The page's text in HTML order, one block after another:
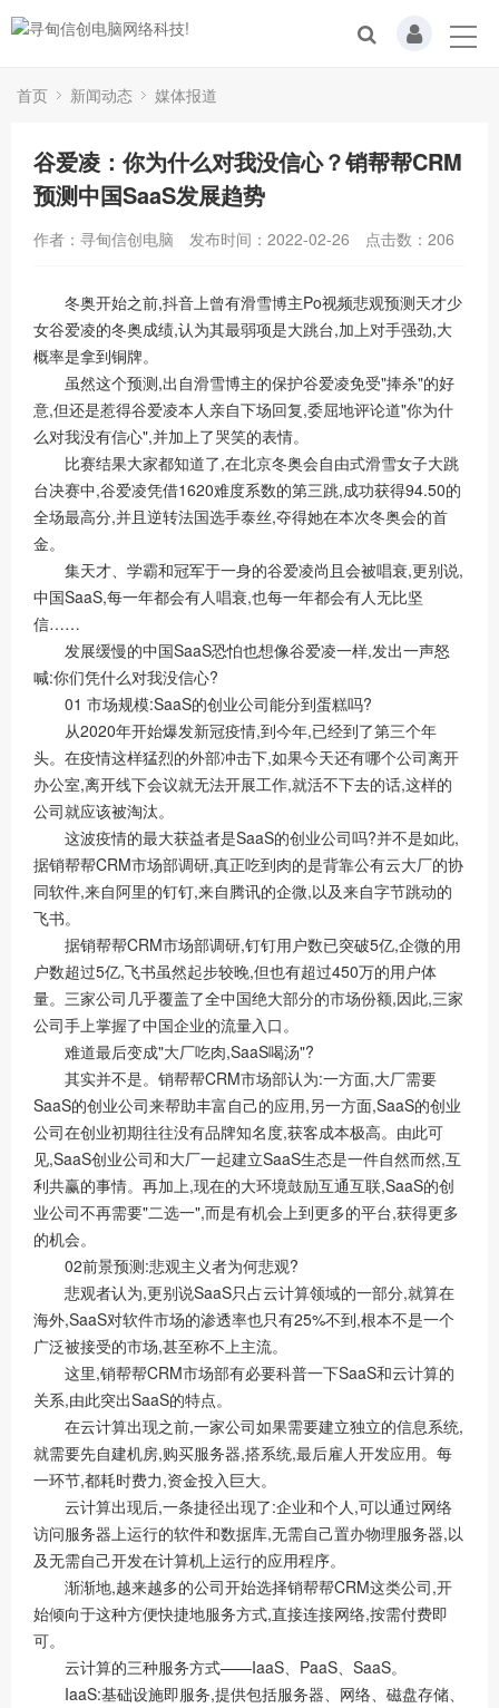
首页 新闻动态 媒体报道
谷爱凌：你为什么对我没信心？销帮帮CRM
预测中国SaaS发展趋势
作者：寻甸信创电脑 发布时间：2022-02-26 点击数： 206
冬奥开始之前,抖音上曾有滑雪博主Po视频悲观预测天才少
女谷爱凌的冬奥成绩,认为其最弱项是大跳台,加上对手强劲,大
概率是拿到铜牌。
虽然这个预测,出自滑雪博主的保护谷爱凌免受"捧杀"的好
意,但还是惹得谷爱凌本人亲自下场回复,委屈地评论道"你为什
么对我没有信心",并加上了哭笑的表情。
比赛结果大家都知道了,在北京冬奥会自由式滑雪女子大跳
台决赛中,谷爱凌凭借1620难度系数的第三跳,成功获得94.50的
全场最高分,并且逆转法国选手泰丝,夺得她在本次冬奥会的首
金。
集天才、学霸和冠军于一身的谷爱凌尚且会被唱衰,更别说,
中国SaaS,每一年都会有人唱衰,也每一年都会有人无比坚
信……
发展缓慢的中国SaaS恐怕也想像谷爱凌一样,发出一声怒
喊:你们凭什么对我没信心?
01 市场规模:SaaS的创业公司能分到蛋糕吗?
从2020年开始爆发新冠疫情,到今年,已经到了第三个年
头。在疫情这样猛烈的外部冲击下,如果今天还有哪个公司离开
办公室,离开线下会议就无法开展工作,就活不下去的话,这样的
公司就应该被淘汰。
这波疫情的最大获益者是SaaS的创业公司吗?并不是如此,
据销帮帮CRM市场部调研,真正吃到肉的是背靠公有云大厂的协
同软件,来自阿里的钉钉,来自腾讯的企微,以及来自字节跳动的
飞书。
据销帮帮CRM市场部调研,钉钉用户数已突破5亿,企微的用
户数超过5亿,飞书虽然起步较晚,但也有超过450万的用户体
量。三家公司几乎覆盖了全中国绝大部分的市场份额,因此,三家
公司手上掌握了中国企业的流量入口。
难道最后变成"大厂吃肉,SaaS喝汤"?
其实并不是。销帮帮CRM市场部认为:一方面,大厂需要
SaaS的创业公司来帮助丰富自己的应用,另一方面,SaaS的创业
公司在创业初期往往没有品牌知名度,获客成本极高。由此可
见,SaaS创业公司和大厂一起建立SaaS生态是一件自然而然,互
利共赢的事情。再加上,现在的大环境鼓励互通互联,SaaS的创
业公司不再需要"二选一",而是有机会上到更多的平台,获得更多
的机会。
02前景预测:悲观主义者为何悲观?
悲观者认为,更别说SaaS只占云计算领域的一部分,就算在
海外,SaaS对软件市场的渗透率也只有25%不到,根本不是一个
广泛被接受的市场,甚至称不上主流。
这里,销帮帮CRM市场部有必要科普一下SaaS和云计算的
关系,由此突出SaaS的特点。
在云计算出现之前,一家公司如果需要建立独立的信息系统,
就需要先自建机房,购买服务器,搭系统,最后雇人开发应用。每
一环节,都耗时费力,资金投入巨大。
云计算出现后,一条捷径出现了:企业和个人,可以通过网络
访问服务器上运行的软件和数据库,无需自己置办物理服务器,以
及无需自己开发在计算机上运行的应用程序。
渐渐地,越来越多的公司开始选择销帮帮CRM这类公司,开
始倾向于这种方便快捷地服务方式,直接连接网络,按需付费即
可。
云计算的三种服务方式——IaaS、PaaS、SaaS。
IaaS:基础设施即服务,提供包括服务器、网络、磁盘存储、